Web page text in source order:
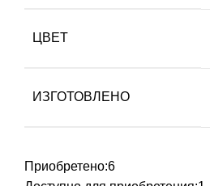
ЦВЕТ
ИЗГОТОВЛЕНО
Приобретено:6